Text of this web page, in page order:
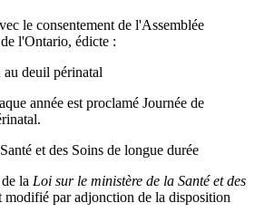
le consentement de l'Assemblée
l'Ontario, édicte :
au deuil périnatal
année est proclamé Journée de
et des Soins de longue durée
la Loi sur le ministère de la Santé et des
modifié par adjonction de la disposition